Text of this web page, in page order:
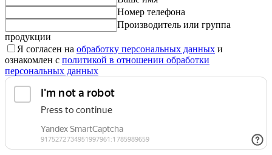
Номер телефона
Производитель или группа
продукции
Я согласен на обработку персональных данных и
ознакомлен с политикой в отношении обработки
персональных данных